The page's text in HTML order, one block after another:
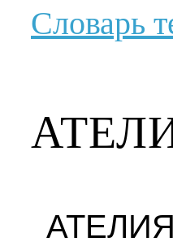
Словарь
АТЕЛИЯ